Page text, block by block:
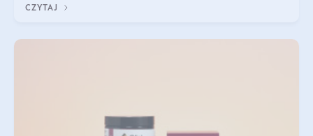
CZYTAJ